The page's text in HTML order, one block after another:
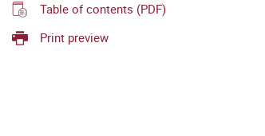
Table of contents (PDF)
Print preview